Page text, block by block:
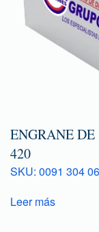
ENGRANE
420
SKU: 0091 304
Leer más